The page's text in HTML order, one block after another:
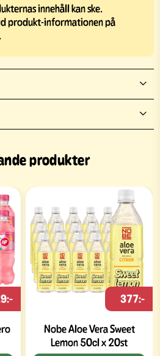
innehåll kan ske.
produkt-informationen på
produkter
Nobe Aloe Vera Sweet
Lemon 50cl x 20st
377:-